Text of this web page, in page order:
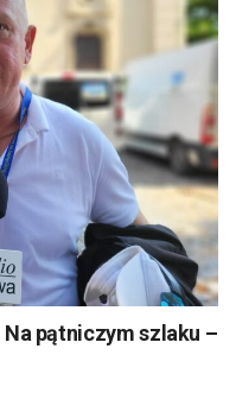
pątniczym szlaku –